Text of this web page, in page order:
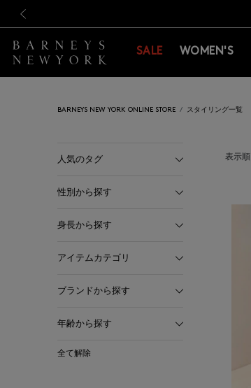
新規登録
新規登録
SALE WOMEN'S
BARNEYS NEW YORK ONLINE STORE スタイリング一覧
人気のタグ
性別から探す
身長から探す
アイテムカテゴリ
ブランドから探す
年齢から探す
全て解除
表示順